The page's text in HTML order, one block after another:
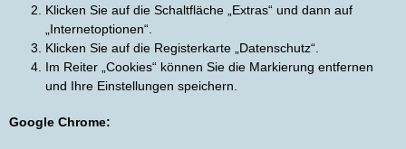
Klicken Sie auf die Schaltfläche „Extras“ und dann auf
„Internetoptionen“.
Klicken Sie auf die Registerkarte „Datenschutz“.
Im Reiter „Cookies“ können Sie die Markierung entfernen
und Ihre Einstellungen speichern.
Google Chrome: